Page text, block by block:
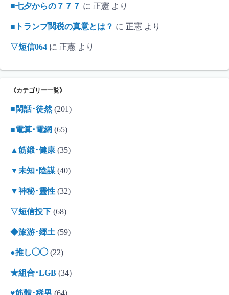
■七夕からの７７７ に 正憲 より
■トランプ関税の真意とは？ に 正憲 より
▽短信064 に 正憲 より
《カテゴリー一覧》
■閑話･徒然(201)
■電算･電網 (65)
▲筋鍛･健康 (35)
▼未知･陰謀 (40)
▼神秘･靈性 (32)
▽短信投下 (68)
◆旅游･郷土 (59)
●推し◯◯(22)
★組合･LGB (34)